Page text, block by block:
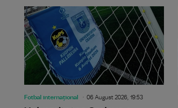
Fotbal internațional 06 August 2026, 19:53